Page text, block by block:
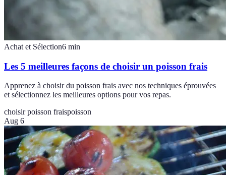
Achat et Sélection6 min
Les 5 meilleures façons de choisir un poisson frais
Apprenez à choisir du poisson frais avec nos techniques éprouvées
et sélectionnez les meilleures options pour vos repas.
choisir poisson fraispoisson
Aug 6